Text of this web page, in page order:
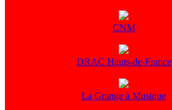
CNM
DRAC Hauts-de-France
La Grange à Musique